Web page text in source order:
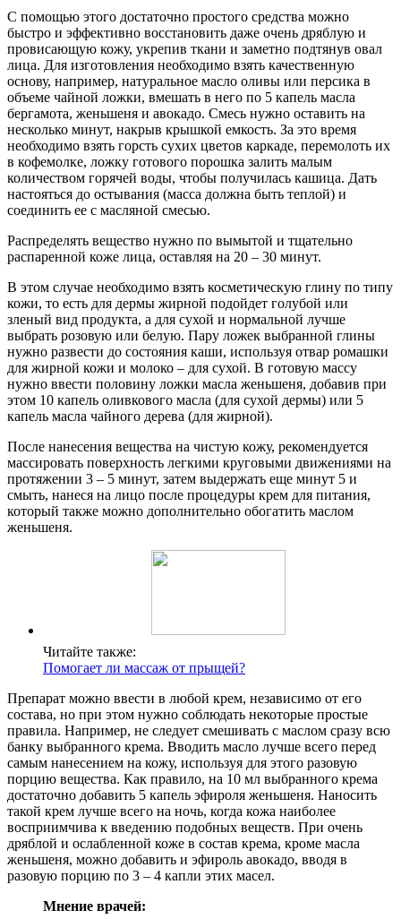
С помощью этого достаточно простого средства можно
быстро и эффективно восстановить даже очень дряблую и
провисающую кожу, укрепив ткани и заметно подтянув овал
лица. Для изготовления необходимо взять качественную
основу, например, натуральное масло оливы или персика в
объеме чайной ложки, вмешать в него по 5 капель масла
бергамота, женьшеня и авокадо. Смесь нужно оставить на
несколько минут, накрыв крышкой емкость. За это время
необходимо взять горсть сухих цветов каркаде, перемолоть их
в кофемолке, ложку готового порошка залить малым
количеством горячей воды, чтобы получилась кашица. Дать
настояться до остывания (масса должна быть теплой) и
соединить ее с масляной смесью.
Распределять вещество нужно по вымытой и тщательно
распаренной коже лица, оставляя на 20 – 30 минут.
В этом случае необходимо взять косметическую глину по типу
кожи, то есть для дермы жирной подойдет голубой или
зленый вид продукта, а для сухой и нормальной лучше
выбрать розовую или белую. Пару ложек выбранной глины
нужно развести до состояния каши, используя отвар ромашки
для жирной кожи и молоко – для сухой. В готовую массу
нужно ввести половину ложки масла женьшеня, добавив при
этом 10 капель оливкового масла (для сухой дермы) или 5
капель масла чайного дерева (для жирной).
После нанесения вещества на чистую кожу, рекомендуется
массировать поверхность легкими круговыми движениями на
протяжении 3 – 5 минут, затем выдержать еще минут 5 и
смыть, нанеся на лицо после процедуры крем для питания,
который также можно дополнительно обогатить маслом
женьшеня.
Читайте также:
Помогает ли массаж от прыщей?
Препарат можно ввести в любой крем, независимо от его
состава, но при этом нужно соблюдать некоторые простые
правила. Например, не следует смешивать с маслом сразу всю
банку выбранного крема. Вводить масло лучше всего перед
самым нанесением на кожу, используя для этого разовую
порцию вещества. Как правило, на 10 мл выбранного крема
достаточно добавить 5 капель эфироля женьшеня. Наносить
такой крем лучше всего на ночь, когда кожа наиболее
восприимчива к введению подобных веществ. При очень
дряблой и ослабленной коже в состав крема, кроме масла
женьшеня, можно добавить и эфироль авокадо, вводя в
разовую порцию по 3 – 4 капли этих масел.
Мнение врачей: